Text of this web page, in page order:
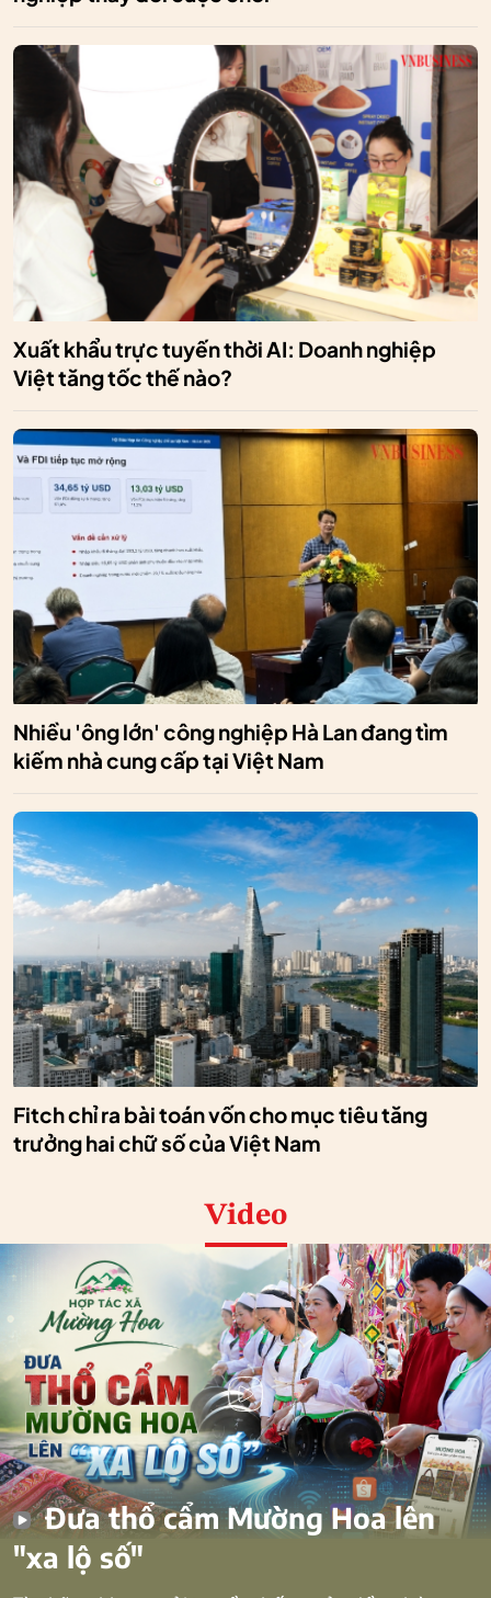
Xuất khẩu trực tuyến thời AI: Doanh nghiệp
Việt tăng tốc thế nào?
Nhiều 'ông lớn' công nghiệp Hà Lan đang tìm
kiếm nhà cung cấp tại Việt Nam
Fitch chỉ ra bài toán vốn cho mục tiêu tăng
trưởng hai chữ số của Việt Nam
Video
Đưa thổ cẩm Mường Hoa lên
"xa lộ số"